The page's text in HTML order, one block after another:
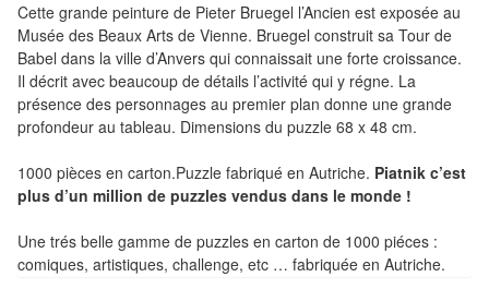
Logiciels
d'échecs
Livres
en
anglais
Livres
en
français
Cette grande peinture de Pieter Bruegel l’Ancien est exposée au
Musée des Beaux Arts de Vienne. Bruegel construit sa Tour de
Babel dans la ville d’Anvers qui connaissait une forte croissance.
Il décrit avec beaucoup de détails l’activité qui y régne. La
présence des personnages au premier plan donne une grande
profondeur au tableau. Dimensions du puzzle 68 x 48 cm.
1000 pièces en carton.Puzzle fabriqué en Autriche. Piatnik c’est
plus d’un million de puzzles vendus dans le monde !
Une trés belle gamme de puzzles en carton de 1000 piéces :
comiques, artistiques, challenge, etc … fabriquée en Autriche.